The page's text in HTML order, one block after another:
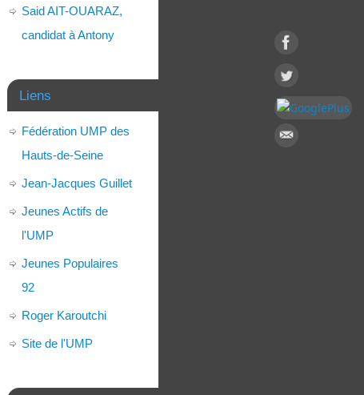
Said AIT-OUARAZ,
candidat à Antony
Liens
Fédération UMP des
Hauts-de-Seine
Jean-Jacques Guillet
Jeunes Actifs de
l'UMP
Jeunes Populaires
92
Roger Karoutchi
Site de l'UMP